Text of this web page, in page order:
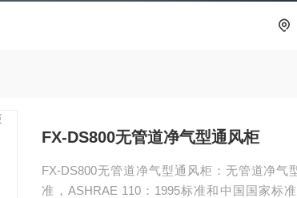
FX-DS800无管道净气型通风柜
FX-DS800无管道净气型通风柜：无管道净气
准，ASHRAE 110：1995标准和中国国家标